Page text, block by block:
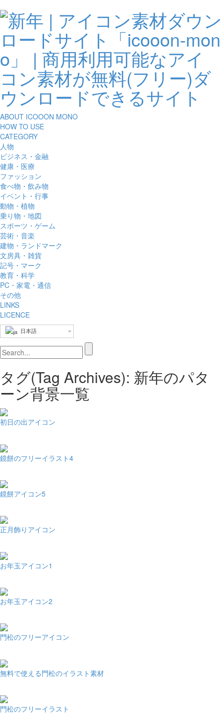
ABOUT ICOOON MONO
HOW TO USE
CATEGORY
人物
ビジネス・金融
健康・医療
ファッション
食べ物・飲み物
イベント・行事
動物・植物
乗り物・地図
スポーツ・ゲーム
芸術・音楽
建物・ランドマーク
文房具・雑貨
記号・マーク
教育・科学
PC・家電・通信
その他
LINKS
LICENCE
日本語
タグ(Tag Archives): 新年のパタ
ーン背景一覧
初日の出アイコン
鏡餅のフリーイラスト4
鏡餅アイコン5
正月飾りアイコン
お年玉アイコン1
お年玉アイコン2
門松のフリーアイコン
無料で使える門松のイラスト素材
門松のフリーイラスト